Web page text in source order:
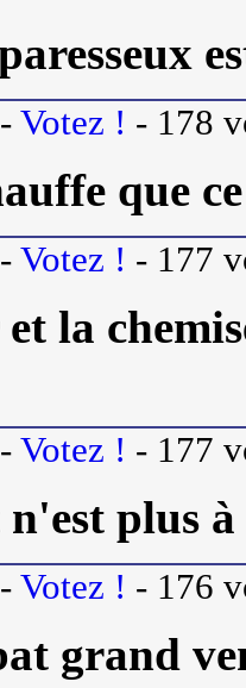
- Votez ! - 178
que
- Votez ! - 177
la
- Votez ! - 177
plus
- Votez ! - 176
grand